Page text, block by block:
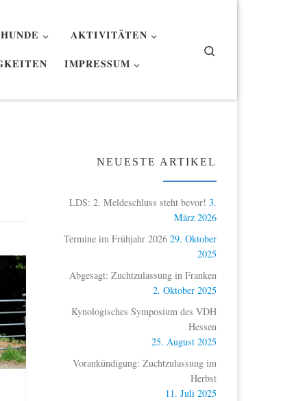
AKTIVITÄTEN
IMPRESSUM
NEUESTE ARTIKEL
LDS: 2. Meldeschluss steht bevor! 3.
März 2026
Termine im Frühjahr 2026 29. Oktober
2025
Abgesagt: Zuchtzulassung in Franken
2. Oktober 2025
Kynologisches Symposium des VDH
Hessen
25. August 2025
Vorankündigung: Zuchtzulassung im
Herbst
11. Juli 2025